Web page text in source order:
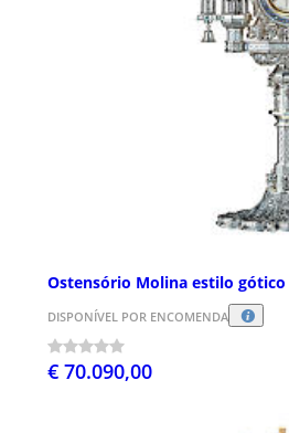
Ostensório Molina estilo gótico
DISPONÍVEL POR ENCOMENDA
€ 70.090,00